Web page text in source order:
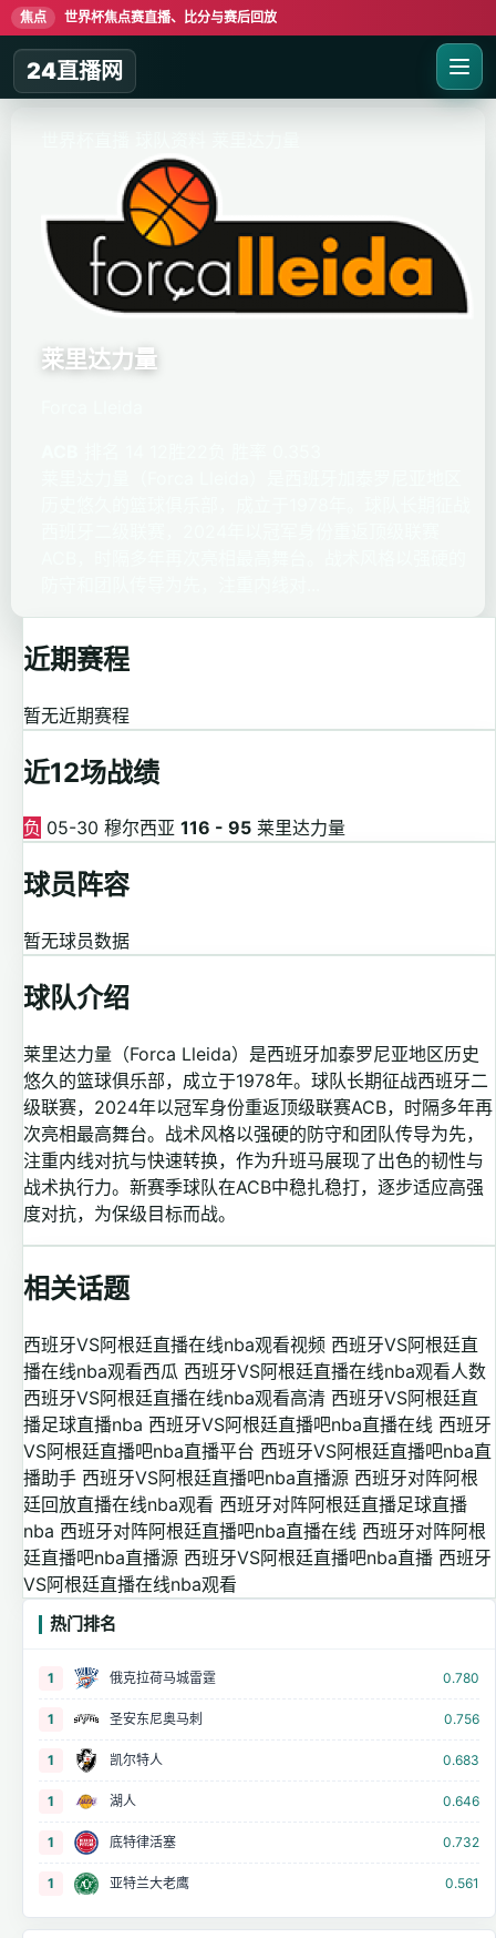
焦点 世界杯焦点赛直播、比分与赛后回放
24直播网
莱里达力量
近期赛程
暂无近期赛程
近12场战绩
负 05-30 穆尔西亚 116 - 95 莱里达力量
球员阵容
暂无球员数据
球队介绍
莱里达力量（Forca Lleida）是西班牙加泰罗尼亚地区历史
悠久的篮球俱乐部，成立于1978年。球队长期征战西班牙二
级联赛，2024年以冠军身份重返顶级联赛ACB，时隔多年再
次亮相最高舞台。战术风格以强硬的防守和团队传导为先，
注重内线对抗与快速转换，作为升班马展现了出色的韧性与
战术执行力。新赛季球队在ACB中稳扎稳打，逐步适应高强
度对抗，为保级目标而战。
相关话题
西班牙VS阿根廷直播在线nba观看视频 西班牙VS阿根廷直
播在线nba观看西瓜 西班牙VS阿根廷直播在线nba观看人数
西班牙VS阿根廷直播在线nba观看高清 西班牙VS阿根廷直
播足球直播nba 西班牙VS阿根廷直播吧nba直播在线 西班牙
VS阿根廷直播吧nba直播平台 西班牙VS阿根廷直播吧nba直
播助手 西班牙VS阿根廷直播吧nba直播源 西班牙对阵阿根
廷回放直播在线nba观看 西班牙对阵阿根廷直播足球直播
nba 西班牙对阵阿根廷直播吧nba直播在线 西班牙对阵阿根
廷直播吧nba直播源 西班牙VS阿根廷直播吧nba直播 西班牙
VS阿根廷直播在线nba观看
热门排名
1 俄克拉荷马城雷霆 0.780
1 圣安东尼奥马刺 0.756
1 凯尔特人 0.683
1 湖人 0.646
1 底特律活塞 0.732
1 亚特兰大老鹰 0.561